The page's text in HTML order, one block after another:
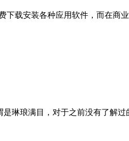
载安装各种应用软件，而在商
琳琅满目，对于之前没有了解